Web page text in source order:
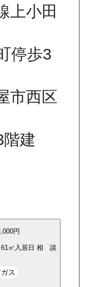
上小田
停歩3
市西区
階建
円
㎡ 入居日相 談
ス